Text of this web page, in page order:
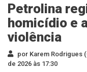
Petrolina
homicídio e
violência
por Karem Rodrigues
de 2026 às 17:30